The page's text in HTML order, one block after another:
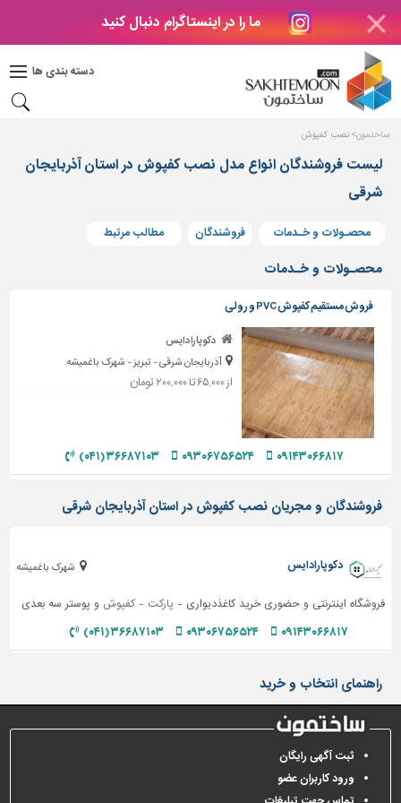
ما را در اینستاگرام دنبال کنید
دسته بندی ها
دکوراسیون
بتن
های
بتنی
پنجره
مصالح
نرده
و
حفاظ
دیوارپوش،
کفپوش
سنگ
سرویس
بهداشتی
و
آلات
برقی،روشنایی،ایمنی
سازی
و
نما
ساخت
و
ساز
ساختمون نصب کفپوش
لیست فروشندگان انواع مدل نصب کفپوش در استان آذربایجان
شرقی
محصـولات و خـدمات فروشندگان مطالب مرتبط
محصـولات و خـدمات
فروش مستقیم کفپوش PVC و رولی
دکوپارادایس
آذربایجان شرقی - تبریز - شهرک باغمیشه
از ۶۵,۰۰۰ تا ۲۰۰,۰۰۰ تومان
۰۹۱۴۳۰۶۶۸۱۷ ۰۹۳۰۶۷۵۶۵۲۴ ۳۶۶۸۷۱۰۳ (۰۴۱)
فروشندگان و مجریان نصب کفپوش در استان آذربایجان شرقی
شهرک باغمیشه دکوپارادایس
فروشگاه اینترنتی و حضوری خرید کاغذدیواری - پارکت -کفپوش و پوستر سه بعدی
۰۹۱۴۳۰۶۶۸۱۷ ۰۹۳۰۶۷۵۶۵۲۴ ۳۶۶۸۷۱۰۳ (۰۴۱)
راهنمای انتخاب و خرید
ثبت آگهی رایگان
ورود کاربران عضو